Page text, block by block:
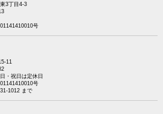
3丁目4-3
号
11
祝日は定休日
号
1012 まで